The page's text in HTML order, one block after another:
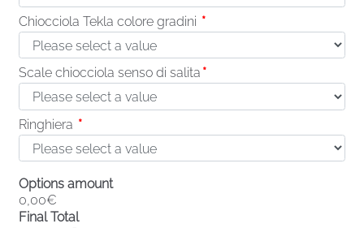
Chiocciola Tekla colore gradini *
Scale chiocciola senso di salita *
Ringhiera *
Options amount
0,00€
Final Total